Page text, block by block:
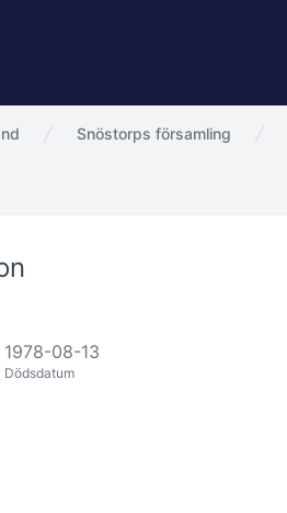
Snöstorps församling
1978-08-13
Dödsdatum